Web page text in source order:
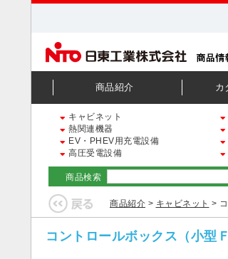
商品紹介 カ
キャビネット
熱関連機器
EV・PHEV用充電設備
高圧受電設備
商品検索
商品紹介 > キャビネット >
コントロールボックス（小型Ｆ